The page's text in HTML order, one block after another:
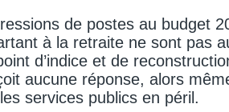
de postes au budget
à la retraite ne sont pas
d’indice et de
aucune réponse, alors
services publics en péril.